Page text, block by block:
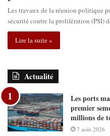
Les travaux de la réunion politique
sécurité contre la prolifération (PSI)
Lire la suite »
Actualité
Les ports
premier
millions de
7 août 2026